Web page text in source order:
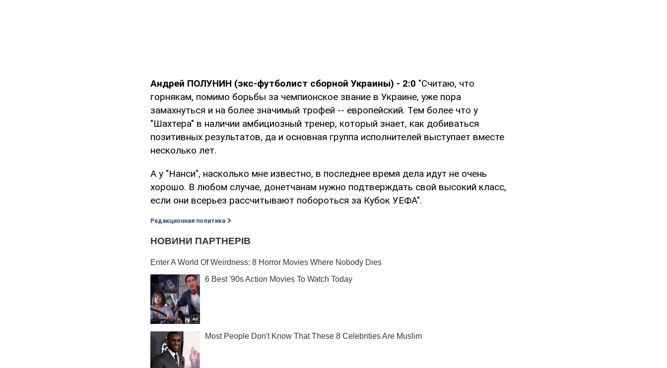
Андрей ПОЛУНИН (экс-футболист сборной Украины) - 2:0 "Считаю, что
горнякам, помимо борьбы за чемпионское звание в Украине, уже пора
замахнуться и на более значимый трофей -- европейский. Тем более что у
"Шахтера" в наличии амбициозный тренер, который знает, как добиваться
позитивных результатов, да и основная группа исполнителей выступает вместе
несколько лет.
А у "Нанси", насколько мне известно, в последнее время дела идут не очень
хорошо. В любом случае, донетчанам нужно подтверждать свой высокий класс,
если они всерьез рассчитывают побороться за Кубок УЕФА".
Редакционная политика